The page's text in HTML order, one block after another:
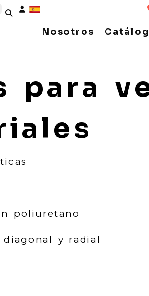
Identifícate
Nosotros
para
poliuretano
y radial